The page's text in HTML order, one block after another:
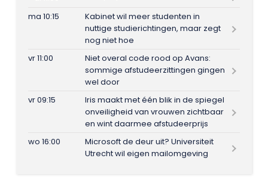
ma 10:15
Kabinet wil meer studenten in
nuttige studierichtingen, maar zegt
nog niet hoe
vr 11:00
Niet overal code rood op Avans:
sommige afstudeerzittingen gingen
wel door
vr 09:15
Iris maakt met één blik in de spiegel
onveiligheid van vrouwen zichtbaar
en wint daarmee afstudeerprijs
wo 16:00
Microsoft de deur uit? Universiteit
Utrecht wil eigen mailomgeving